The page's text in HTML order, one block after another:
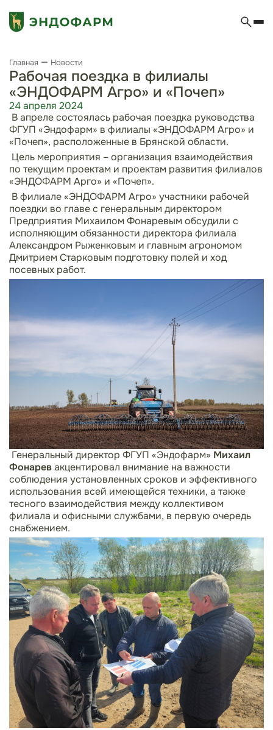
Главная Новости
Рабочая поездка в филиалы
«ЭНДОФАРМ Агро» и «Почеп»
24 апреля 2024
В апреле состоялась рабочая поездка руководства
ФГУП «Эндофарм» в филиалы «ЭНДОФАРМ Агро» и
«Почеп», расположенные в Брянской области.
Цель мероприятия – организация взаимодействия
по текущим проектам и проектам развития филиалов
«ЭНДОФАРМ Арго» и «Почеп».
В филиале «ЭНДОФАРМ Агро» участники рабочей
поездки во главе с генеральным директором
Предприятия Михаилом Фонаревым обсудили с
исполняющим обязанности директора филиала
Александром Рыженковым и главным агрономом
Дмитрием Старковым подготовку полей и ход
посевных работ.
Генеральный директор ФГУП «Эндофарм» Михаил
Фонаревакцентировал внимание на важности
соблюдения установленных сроков и эффективного
использования всей имеющейся техники, а также
тесного взаимодействия между коллективом
филиала и офисными службами, в первую очередь
снабжением.